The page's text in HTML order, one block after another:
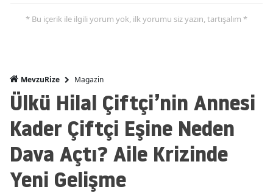
* Bu içerik ile ilgili yorum yok, ilk yorumu siz yazın, tartışalım *
MevzuRize Magazin
Ülkü Hilal Çiftçi’nin Annesi
Kader Çiftçi Eşine Neden
Dava Açtı? Aile Krizinde
Yeni Gelişme